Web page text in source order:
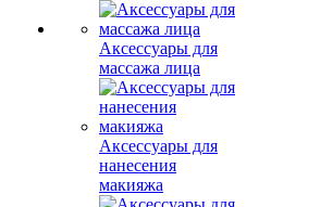
Аксессуары для
массажа лица
Аксессуары для
нанесения
макияжа